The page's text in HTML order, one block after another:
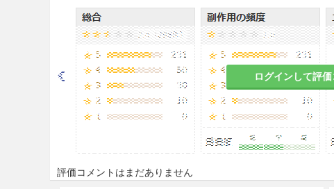
益を上回ると判断される場合にの
9.6 授乳婦
診断上の有益性及び母乳栄養の有
こと。
9.7 小児等
小児等を対象とした臨床試験は実
9.8 高齢者
ログインして評
評価コメントはまだありません